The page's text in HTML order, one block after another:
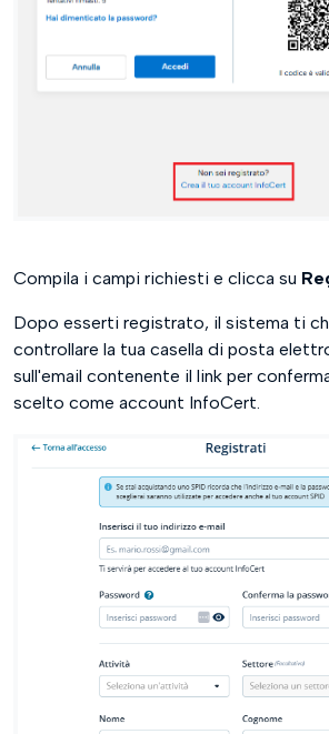
Compila i campi richiesti e clicca su
Dopo esserti registrato, il sistema ti
controllare la tua casella di posta
sull'email contenente il link per
scelto come account InfoCert.